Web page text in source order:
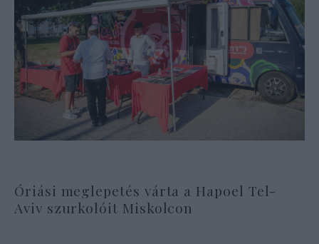
Óriási meglepetés várta a Hapoel Tel-
Aviv szurkolóit Miskolcon